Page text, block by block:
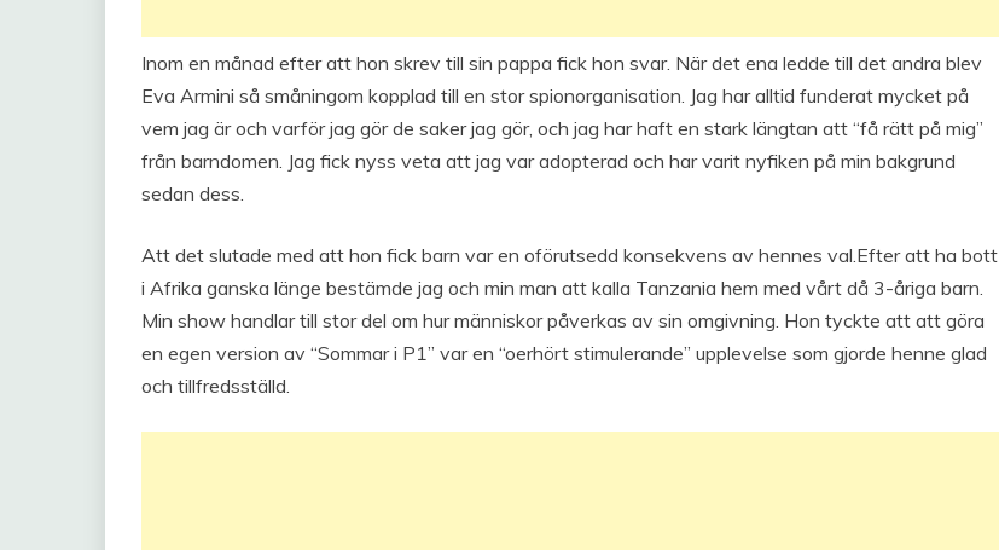
Inom en månad efter att hon skrev till sin pappa fick hon svar. När det ena ledde till det andra blev
Eva Armini så småningom kopplad till en stor spionorganisation. Jag har alltid funderat mycket på
vem jag är och varför jag gör de saker jag gör, och jag har haft en stark längtan att “få rätt på mig”
från barndomen. Jag fick nyss veta att jag var adopterad och har varit nyfiken på min bakgrund
sedan dess.
Att det slutade med att hon fick barn var en oförutsedd konsekvens av hennes val.Efter att ha bott
i Afrika ganska länge bestämde jag och min man att kalla Tanzania hem med vårt då 3-åriga barn.
Min show handlar till stor del om hur människor påverkas av sin omgivning. Hon tyckte att att göra
en egen version av “Sommar i P1” var en “oerhört stimulerande” upplevelse som gjorde henne glad
och tillfredsställd.